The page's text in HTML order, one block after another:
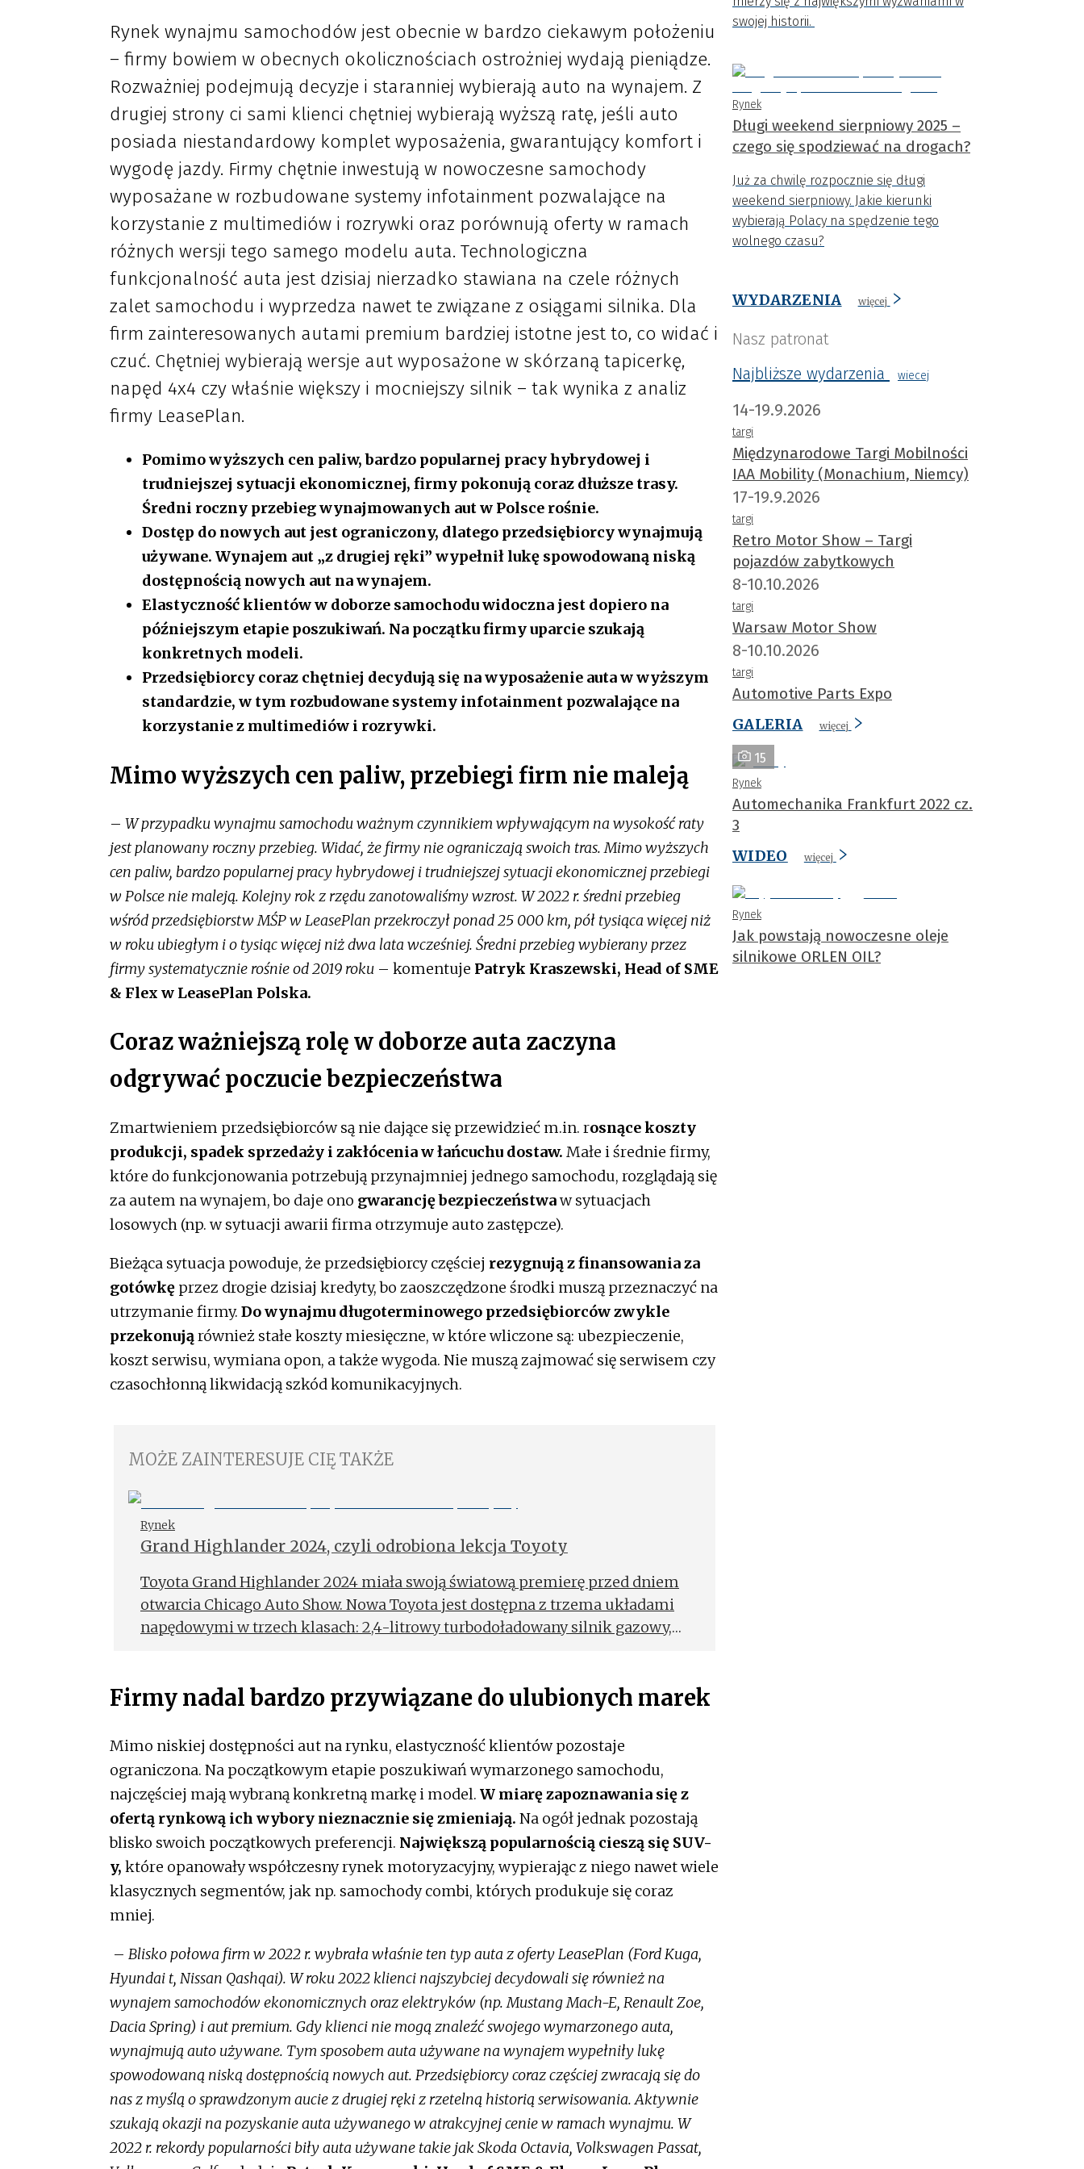
Rynek wynajmu samochodów jest obecnie w bardzo ciekawym położeniu
– firmy bowiem w obecnych okolicznościach ostrożniej wydają pieniądze.
Rozważniej podejmują decyzje i staranniej wybierają auto na wynajem. Z
drugiej strony ci sami klienci chętniej wybierają wyższą ratę, jeśli auto
posiada niestandardowy komplet wyposażenia, gwarantujący komfort i
wygodę jazdy. Firmy chętnie inwestują w nowoczesne samochody
wyposażane w rozbudowane systemy infotainment pozwalające na
korzystanie z multimediów i rozrywki oraz porównują oferty w ramach
różnych wersji tego samego modelu auta. Technologiczna
funkcjonalność auta jest dzisiaj nierzadko stawiana na czele różnych
zalet samochodu i wyprzedza nawet te związane z osiągami silnika. Dla
firm zainteresowanych autami premium bardziej istotne jest to, co widać i
czuć. Chętniej wybierają wersje aut wyposażone w skórzaną tapicerkę,
napęd 4x4 czy właśnie większy i mocniejszy silnik – tak wynika z analiz
firmy LeasePlan.
Pomimo wyższych cen paliw, bardzo popularnej pracy hybrydowej i
trudniejszej sytuacji ekonomicznej, firmy pokonują coraz dłuższe trasy.
Średni roczny przebieg wynajmowanych aut w Polsce rośnie.
Dostęp do nowych aut jest ograniczony, dlatego przedsiębiorcy wynajmują
używane. Wynajem aut „z drugiej ręki” wypełnił lukę spowodowaną niską
dostępnością nowych aut na wynajem.
Elastyczność klientów w doborze samochodu widoczna jest dopiero na
późniejszym etapie poszukiwań. Na początku firmy uparcie szukają
konkretnych modeli.
Przedsiębiorcy coraz chętniej decydują się na wyposażenie auta w wyższym
standardzie, w tym rozbudowane systemy infotainment pozwalające na
korzystanie z multimediów i rozrywki.
Mimo wyższych cen paliw, przebiegi firm nie maleją
– W przypadku wynajmu samochodu ważnym czynnikiem wpływającym na wysokość raty
jest planowany roczny przebieg. Widać, że firmy nie ograniczają swoich tras. Mimo wyższych
cen paliw, bardzo popularnej pracy hybrydowej i trudniejszej sytuacji ekonomicznej przebiegi
w Polsce nie maleją. Kolejny rok z rzędu zanotowaliśmy wzrost. W 2022 r. średni przebieg
wśród przedsiębiorstw MŚP w LeasePlan przekroczył ponad 25 000 km, pół tysiąca więcej niż
w roku ubiegłym i o tysiąc więcej niż dwa lata wcześniej. Średni przebieg wybierany przez
firmy systematycznie rośnie od 2019 roku – komentuje Patryk Kraszewski, Head of SME
& Flex w LeasePlan Polska.
Coraz ważniejszą rolę w doborze auta zaczyna
odgrywać poczucie bezpieczeństwa
Zmartwieniem przedsiębiorców są nie dające się przewidzieć m.in. rosnące koszty
produkcji, spadek sprzedaży i zakłócenia w łańcuchu dostaw. Małe i średnie firmy,
które do funkcjonowania potrzebują przynajmniej jednego samochodu, rozglądają się
za autem na wynajem, bo daje ono gwarancję bezpieczeństwaw sytuacjach
losowych (np. w sytuacji awarii firma otrzymuje auto zastępcze).
Bieżąca sytuacja powoduje, że przedsiębiorcy częściej rezygnują z finansowania za
gotówkę przez drogie dzisiaj kredyty, bo zaoszczędzone środki muszą przeznaczyć na
utrzymanie firmy. Do wynajmu długoterminowego przedsiębiorców zwykle
przekonująrównież stałe koszty miesięczne, w które wliczone są: ubezpieczenie,
koszt serwisu, wymiana opon, a także wygoda. Nie muszą zajmować się serwisem czy
czasochłonną likwidacją szkód komunikacyjnych.
MOŻE ZAINTERESUJE CIĘ TAKŻE
Rynek
Grand Highlander 2024, czyli odrobiona lekcja Toyoty
Toyota Grand Highlander 2024 miała swoją światową premierę przed dniem
otwarcia Chicago Auto Show. Nowa Toyota jest dostępna z trzema układami
napędowymi w trzech klasach: 2,4-litrowy turbodoładowany silnik gazowy,
Firmy nadal bardzo przywiązane do ulubionych marek
Mimo niskiej dostępności aut na rynku, elastyczność klientów pozostaje
ograniczona. Na początkowym etapie poszukiwań wymarzonego samochodu,
najczęściej mają wybraną konkretną markę i model. W miarę zapoznawania się z
ofertą rynkową ich wybory nieznacznie się zmieniają. Na ogół jednak pozostają
blisko swoich początkowych preferencji. Największą popularnością cieszą się SUV-
y, które opanowały współczesny rynek motoryzacyjny, wypierając z niego nawet wiele
klasycznych segmentów, jak np. samochody combi, których produkuje się coraz
mniej.
– Blisko połowa firm w 2022 r. wybrała właśnie ten typ auta z oferty LeasePlan (Ford Kuga,
Hyundai t, Nissan Qashqai). W roku 2022 klienci najszybciej decydowali się również na
wynajem samochodów ekonomicznych oraz elektryków (np. Mustang Mach-E, Renault Zoe,
Dacia Spring) i aut premium. Gdy klienci nie mogą znaleźć swojego wymarzonego auta,
wynajmują auto używane. Tym sposobem auta używane na wynajem wypełniły lukę
spowodowaną niską dostępnością nowych aut. Przedsiębiorcy coraz częściej zwracają się do
nas z myślą o sprawdzonym aucie z drugiej ręki z rzetelną historią serwisowania. Aktywnie
szukają okazji na pozyskanie auta używanego w atrakcyjnej cenie w ramach wynajmu. W
2022 r. rekordy popularności biły auta używane takie jak Skoda Octavia, Volkswagen Passat,
swojej historii.
Rynek
Długi weekend sierpniowy 2025 –
czego się spodziewać na drogach?
Już za chwilę rozpocznie się długi
weekend sierpniowy. Jakie kierunki
wybierają Polacy na spędzenie tego
wolnego czasu?
WYDARZENIA więcej
Nasz patronat
Najbliższe wydarzenia
wiecej
14-19.9.2026
targi
Międzynarodowe Targi Mobilności
IAA Mobility (Monachium, Niemcy)
17-19.9.2026
targi
Retro Motor Show – Targi
pojazdów zabytkowych
8-10.10.2026
targi
Warsaw Motor Show
8-10.10.2026
targi
Automotive Parts Expo
GALERIA
więcej
15
Rynek
Automechanika Frankfurt 2022 cz.
3
WIDEO
więcej
Rynek
Jak powstają nowoczesne oleje
silnikowe ORLEN OIL?